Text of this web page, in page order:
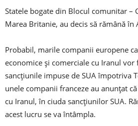
Statele bogate din Blocul comunitar –
Marea Britanie, au decis să rămână în
Probabil, marile companii europene
economice și comerciale cu Iranul vor
sancțiunile impuse de SUA împotriva
unele companii franceze au anunțat
cu Iranul, în ciuda sancțiunilor SUA.
acest lucru se va întâmpla.